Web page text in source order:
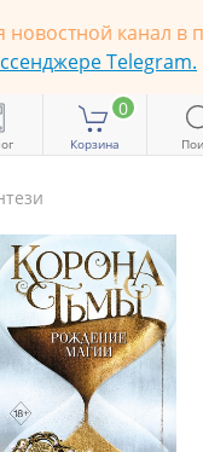
новостной канал в
Telegram.
0
Корзина